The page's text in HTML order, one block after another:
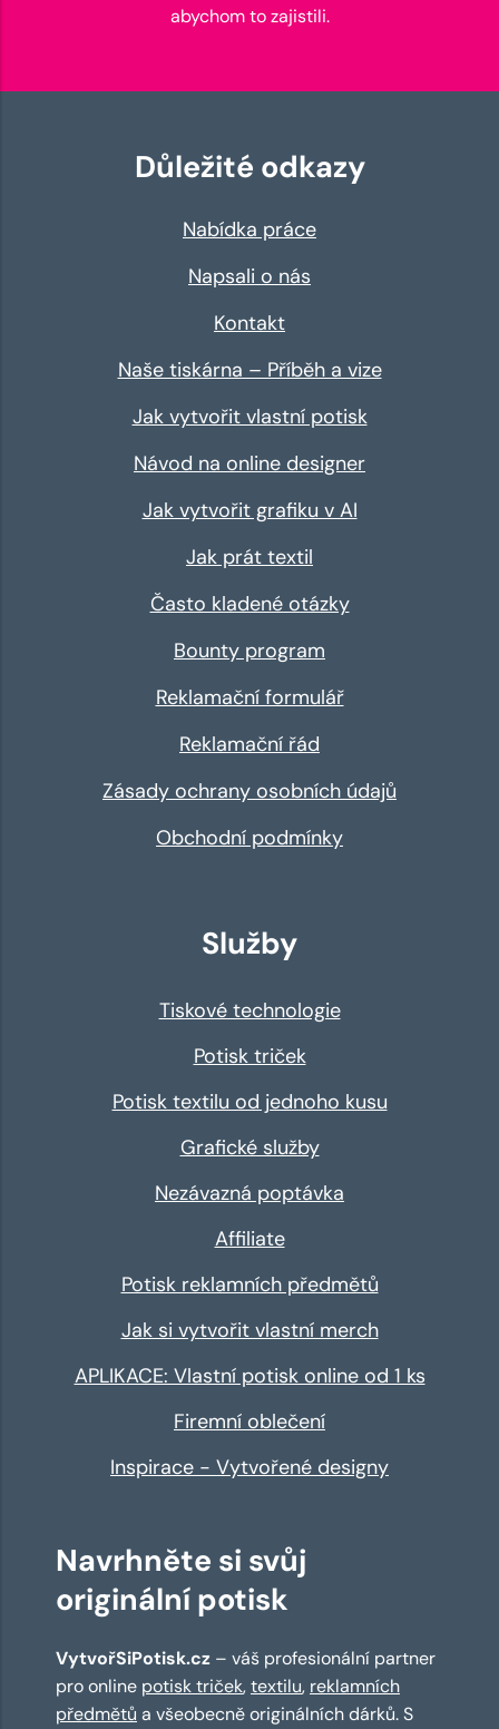
abychom to zajistili.
Důležité odkazy
Nabídka práce
Napsali o nás
Kontakt
Naše tiskárna – Příběh a vize
Jak vytvořit vlastní potisk
Návod na online designer
Jak vytvořit grafiku v AI
Jak prát textil
Často kladené otázky
Bounty program
Reklamační formulář
Reklamační řád
Zásady ochrany osobních údajů
Obchodní podmínky
Služby
Tiskové technologie
Potisk triček
Potisk textilu od jednoho kusu
Grafické služby
Nezávazná poptávka
Affiliate
Potisk reklamních předmětů
Jak si vytvořit vlastní merch
APLIKACE: Vlastní potisk online od 1 ks
Firemní oblečení
Inspirace - Vytvořené designy
Navrhněte si svůj
originální potisk
VytvořSiPotisk.cz – váš profesionální partner
pro online potisk triček,textilu, reklamních
předmětů a všeobecně originálních dárků. S